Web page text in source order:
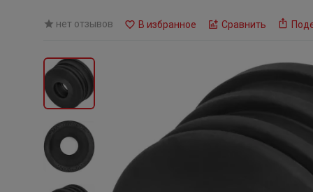
нет отзывов В избранное Сравнить